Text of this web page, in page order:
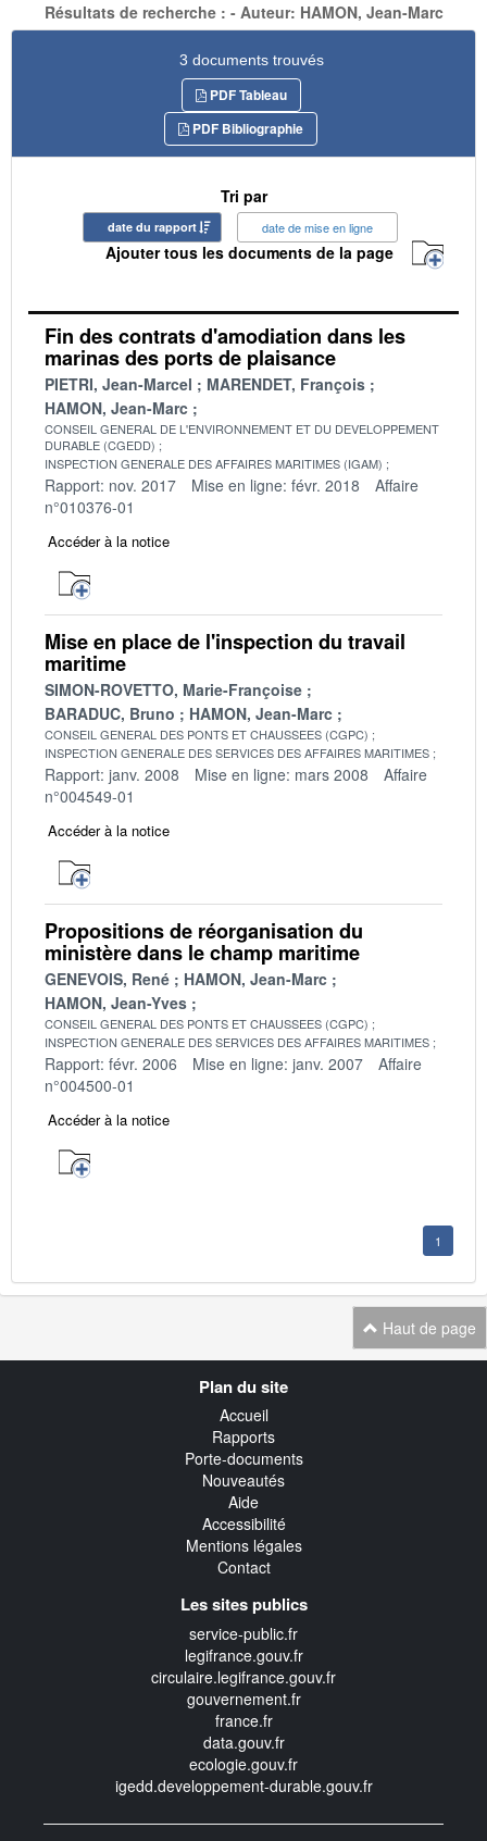
Résultats de recherche : - Auteur: HAMON, Jean-Marc
3 documents trouvés
PDF Tableau
PDF Bibliographie
Tri par
date du rapport date de mise en ligne
Ajouter tous les documents de la page
Fin des contrats d'amodiation dans les
marinas des ports de plaisance
PIETRI, Jean-Marcel
MARENDET, François
HAMON, Jean-Marc
CONSEIL GENERAL DE L'ENVIRONNEMENT ET DU DEVELOPPEMENT
DURABLE (CGEDD)
INSPECTION GENERALE DES AFFAIRES MARITIMES (IGAM)
Rapport: nov. 2017 Mise en ligne: févr. 2018
Affaire
n°010376-01
Accéder à la notice
Mise en place de l'inspection du travail
maritime
SIMON-ROVETTO, Marie-Françoise
BARADUC, Bruno
HAMON, Jean-Marc
CONSEIL GENERAL DES PONTS ET CHAUSSEES (CGPC)
INSPECTION GENERALE DES SERVICES DES AFFAIRES MARITIMES
Rapport: janv. 2008 Mise en ligne: mars 2008
Affaire
n°004549-01
Accéder à la notice
Propositions de réorganisation du
ministère dans le champ maritime
GENEVOIS, René
HAMON, Jean-Marc
HAMON, Jean-Yves
CONSEIL GENERAL DES PONTS ET CHAUSSEES (CGPC)
INSPECTION GENERALE DES SERVICES DES AFFAIRES MARITIMES
Rapport: févr. 2006 Mise en ligne: janv. 2007
Affaire
n°004500-01
Accéder à la notice
1
Haut de page
Plan du site
Accueil
Rapports
Porte-documents
Nouveautés
Aide
Accessibilité
Mentions légales
Contact
Les sites publics
service-public.fr
legifrance.gouv.fr
circulaire.legifrance.gouv.fr
gouvernement.fr
france.fr
data.gouv.fr
ecologie.gouv.fr
igedd.developpement-durable.gouv.fr